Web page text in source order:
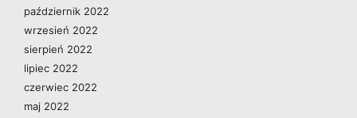
październik 2022
wrzesień 2022
sierpień 2022
lipiec 2022
czerwiec 2022
maj 2022